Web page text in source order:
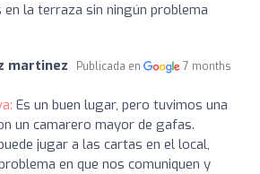
la terraza sin ningún problema
martinez Publicada en
7 months
Es un buen lugar, pero tuvimos una
un camarero mayor de gafas.
jugar a las cartas en el local,
en que nos comuniquen y